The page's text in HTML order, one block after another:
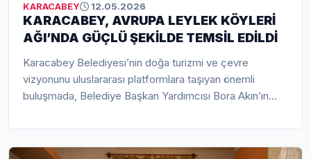
KARACABEY 12.05.2026
KARACABEY, AVRUPA LEYLEK KÖYLERİ
AĞI’NDA GÜÇLÜ ŞEKİLDE TEMSİL EDİLDİ
Karacabey Belediyesi’nin doğa turizmi ve çevre
vizyonunu uluslararası platformlara taşıyan önemli
buluşmada, Belediye Başkan Yardımcısı Bora Akın’ın
Fatih Karabatı öncülüğünde yürütülen çevre ve
ekoturizm çalışmaları da Avrupa ülkelerinin dikkatini